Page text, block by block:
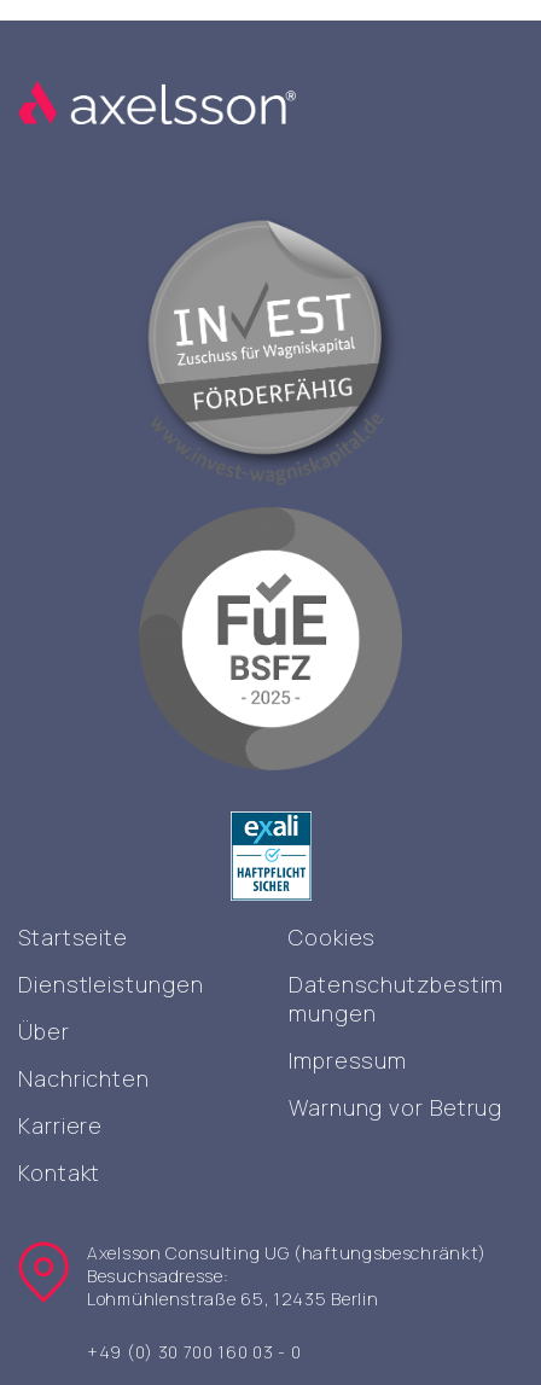
Axelsson Consulting UG (haftungsbeschränkt)
Besuchsadresse:
Lohmühlenstraße 65, 12435 Berlin
+49 (0) 30 700 160 03 - 0
Startseite
Dienstleistungen
Über
Nachrichten
Karriere
Kontakt
Cookies
Datenschutzbestim
mungen
Impressum
Warnung vor Betrug